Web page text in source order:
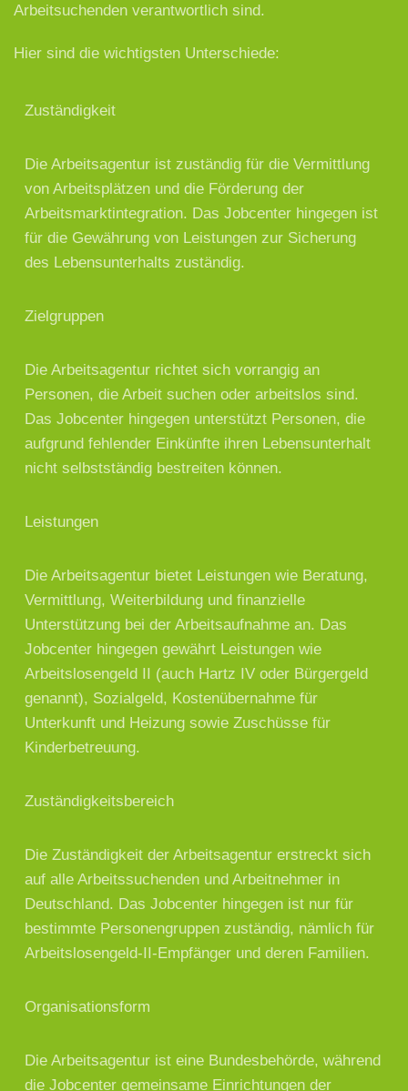
Arbeitsuchenden verantwortlich sind.
Hier sind die wichtigsten Unterschiede:
Zuständigkeit
Die Arbeitsagentur ist zuständig für die Vermittlung
von Arbeitsplätzen und die Förderung der
Arbeitsmarktintegration. Das Jobcenter hingegen ist
für die Gewährung von Leistungen zur Sicherung
des Lebensunterhalts zuständig.
Zielgruppen
Die Arbeitsagentur richtet sich vorrangig an
Personen, die Arbeit suchen oder arbeitslos sind.
Das Jobcenter hingegen unterstützt Personen, die
aufgrund fehlender Einkünfte ihren Lebensunterhalt
nicht selbstständig bestreiten können.
Leistungen
Die Arbeitsagentur bietet Leistungen wie Beratung,
Vermittlung, Weiterbildung und finanzielle
Unterstützung bei der Arbeitsaufnahme an. Das
Jobcenter hingegen gewährt Leistungen wie
Arbeitslosengeld II (auch Hartz IV oder Bürgergeld
genannt), Sozialgeld, Kostenübernahme für
Unterkunft und Heizung sowie Zuschüsse für
Kinderbetreuung.
Zuständigkeitsbereich
Die Zuständigkeit der Arbeitsagentur erstreckt sich
auf alle Arbeitssuchenden und Arbeitnehmer in
Deutschland. Das Jobcenter hingegen ist nur für
bestimmte Personengruppen zuständig, nämlich für
Arbeitslosengeld-II-Empfänger und deren Familien.
Organisationsform
Die Arbeitsagentur ist eine Bundesbehörde, während
die Jobcenter gemeinsame Einrichtungen der